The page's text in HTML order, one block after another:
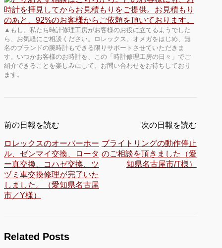
▲もし、私たち時計修理工房がお客様のお役に立てるようでした
ら、お気軽にご相談ください。ロレックス、オメガをはじめ、無
名のブランドの腕時計もできる限りサポートさせていただきま
す。いつかお客様のお時計を、この「時計修理工房の日々」でご
紹介できることを楽しみにして、お問い合わせをお待ちしており
ます。
前の日報を読む
ロレックスのオーバーホー
ル、ゼンマイ交換、ロータ
ー真交換、コハゼ交換、ツ
ヅミ車交換修理が完了いた
しました。（愛知県名古屋
市／Y様）
次の日報を読む
ブライトリングの動作停止
のご相談を頂きました（愛
知県名古屋市/T様）
Related Posts